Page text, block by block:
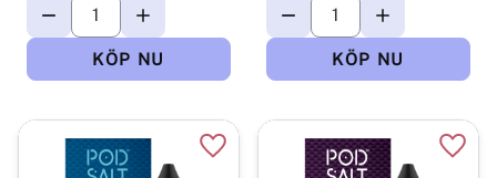
Lägg till i favoriter